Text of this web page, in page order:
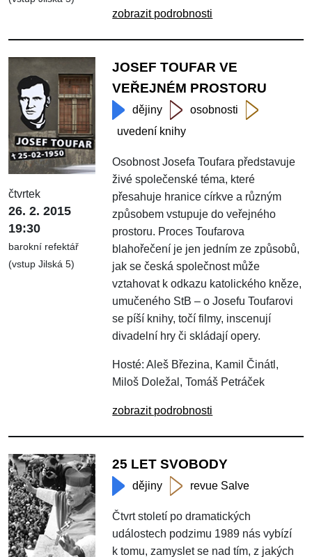
zobrazit podrobnosti
čtvrtek
26. 2. 2015
19:30
barokní refektář
(vstup Jilská 5)
JOSEF TOUFAR VE
VEŘEJNÉM PROSTORU
dějiny
osobnosti
uvedení knihy
Osobnost Josefa Toufara představuje
živé společenské téma, které
přesahuje hranice církve a různým
způsobem vstupuje do veřejného
prostoru. Proces Toufarova
blahořečení je jen jedním ze způsobů,
jak se česká společnost může
vztahovat k odkazu katolického kněze,
umučeného StB – o Josefu Toufarovi
se píší knihy, točí filmy, inscenují
divadelní hry či skládají opery.
Hosté: Aleš Březina, Kamil Činátl,
Miloš Doležal, Tomáš Petráček
zobrazit podrobnosti
25 LET SVOBODY
dějiny revue Salve
Čtvrt století po dramatických
událostech podzimu 1989 nás vybízí
k tomu, zamyslet se nad tím, z jakých